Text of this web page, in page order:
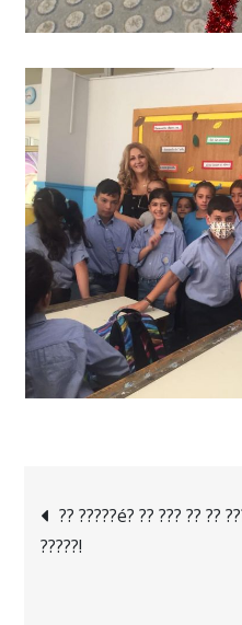
de
?? ?????é? ?? ??? ?? ??
?????!